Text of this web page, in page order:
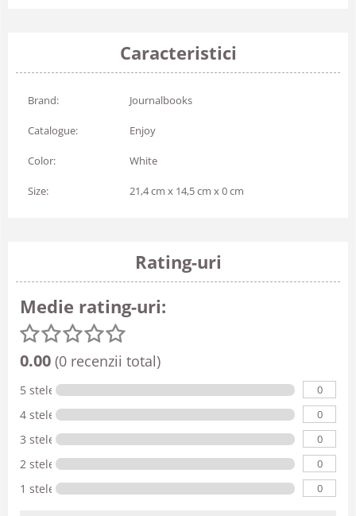
Caracteristici
Brand: Journalbooks
Catalogue: Enjoy
Color: White
Size: 21,4 cm x 14,5 cm x 0 cm
Rating-uri
Medie rating-uri:
0.00 (0 recenzii total)
5 stele 0
4 stele 0
3 stele 0
2 stele 0
1 stele 0